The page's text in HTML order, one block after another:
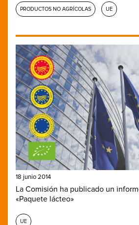
PRODUCTOS NO AGRÍCOLAS UE
18 junio 2014
La Comisión ha publicado un
«Paquete lácteo»
UE